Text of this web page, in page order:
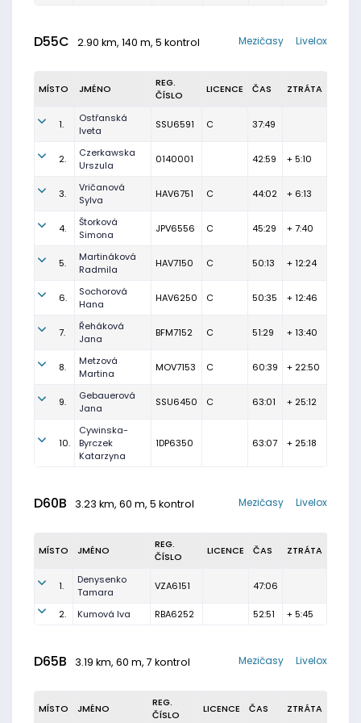
D55C 2.90 km, 140 m, 5 kontrol Livelox
Mezičasy
MÍSTO JMÉNO
REG.
ČÍSLO
LICENCE ČAS ZTRÁTA
1.
Ostřanská
Iveta
SSU6591 C 37:49
2.
Czerkawska
Urszula
0140001 42:59 + 5:10
3.
Vričanová
Sylva
HAV6751 C 44:02 + 6:13
4.
Štorková
Simona
JPV6556 C 45:29 + 7:40
5.
Martináková
Radmila
HAV7150 C 50:13 + 12:24
6.
Sochorová
Hana
HAV6250 C 50:35 + 12:46
7.
Řeháková
Jana
BFM7152 C 51:29 + 13:40
8.
Metzová
Martina
MOV7153 C 60:39 + 22:50
9.
Gebauerová
Jana
SSU6450 C 63:01 + 25:12
10.
Cywinska-
Byrczek
Katarzyna
1DP6350 63:07 + 25:18
D60B 3.23 km, 60 m, 5 kontrol Livelox
Mezičasy
MÍSTO JMÉNO
REG.
ČÍSLO
LICENCE ČAS ZTRÁTA
1.
Denysenko
Tamara
VZA6151 47:06
2. Kumová Iva RBA6252 52:51 + 5:45
D65B 3.19 km, 60 m, 7 kontrol Livelox
Mezičasy
MÍSTO JMÉNO
REG.
ČÍSLO
LICENCE ČAS ZTRÁTA